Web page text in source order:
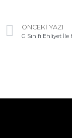
ÖNCEKI YAZI